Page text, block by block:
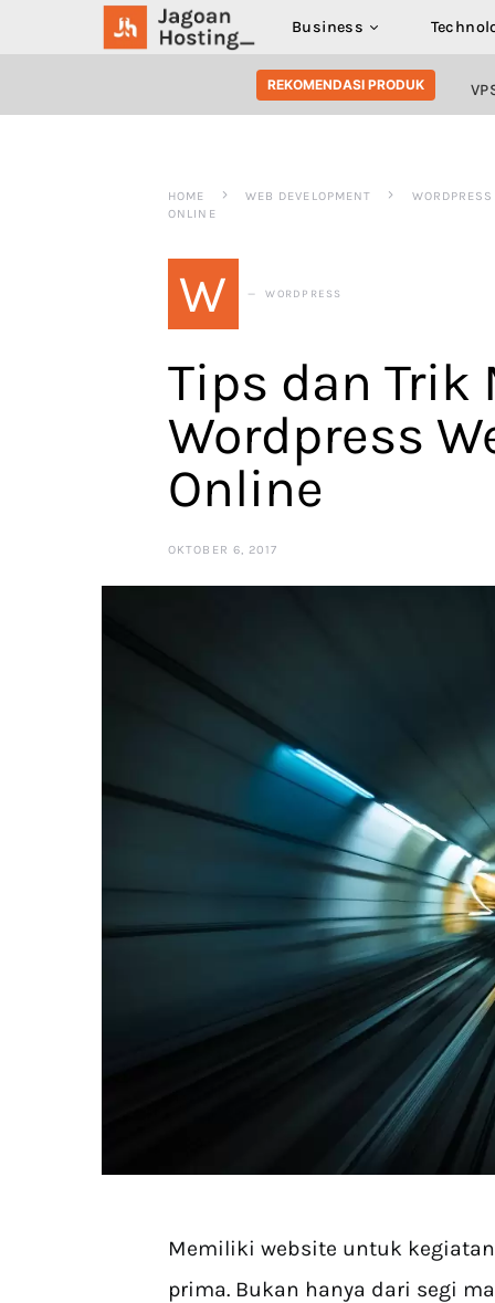
Business
SEARCH FOR:
REKOMENDASI PRODUK
HOME WEB DEVELOPMENT
WORDPRESS
ONLINE
W WORDPRESS
Tips dan
Wordpress
Online
OKTOBER 6, 2017
Memiliki website untuk
prima. Bukan hanya dari segi